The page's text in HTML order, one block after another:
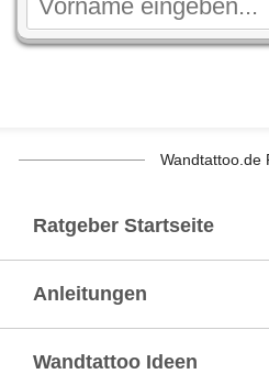
Wandtattoo.de
Ratgeber Startseite
Anleitungen
Wandtattoo Ideen